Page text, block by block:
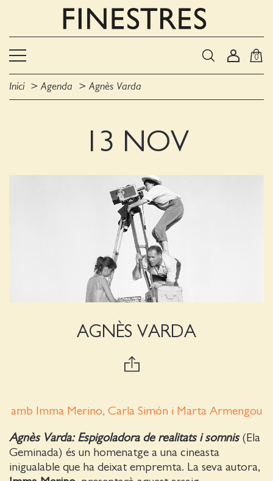
0
Inici Agenda Agnès Varda
13 NOV
AGNÈS VARDA
amb Imma Merino, Carla Simón i Marta Armengou
Agnès Varda: Espigoladora de realitats i somnis(Ela
Geminada) és un homenatge a una cineasta
inigualable que ha deixat empremta. La seva autora,